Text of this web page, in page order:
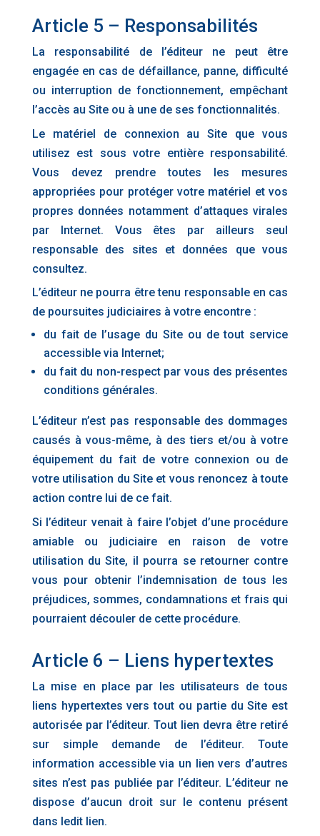
Article 5 – Responsabilités‍
La responsabilité de l’éditeur ne peut être
engagée en cas de défaillance, panne, difficulté
ou interruption de fonctionnement, empêchant
l’accès au Site ou à une de ses fonctionnalités.
Le matériel de connexion au Site que vous
utilisez est sous votre entière responsabilité.
Vous devez prendre toutes les mesures
appropriées pour protéger votre matériel et vos
propres données notamment d’attaques virales
par Internet. Vous êtes par ailleurs seul
responsable des sites et données que vous
consultez.
L’éditeur ne pourra être tenu responsable en cas
de poursuites judiciaires à votre encontre :
du fait de l’usage du Site ou de tout service
accessible via Internet;
du fait du non-respect par vous des présentes
conditions générales.
L’éditeur n’est pas responsable des dommages
causés à vous-même, à des tiers et/ou à votre
équipement du fait de votre connexion ou de
votre utilisation du Site et vous renoncez à toute
action contre lui de ce fait.
Si l’éditeur venait à faire l’objet d’une procédure
amiable ou judiciaire en raison de votre
utilisation du Site, il pourra se retourner contre
vous pour obtenir l’indemnisation de tous les
préjudices, sommes, condamnations et frais qui
pourraient découler de cette procédure.
Article 6 – Liens hypertextes
La mise en place par les utilisateurs de tous
liens hypertextes vers tout ou partie du Site est
autorisée par l’éditeur. Tout lien devra être retiré
sur simple demande de l’éditeur. Toute
information accessible via un lien vers d’autres
sites n’est pas publiée par l’éditeur. L’éditeur ne
dispose d’aucun droit sur le contenu présent
dans ledit lien.